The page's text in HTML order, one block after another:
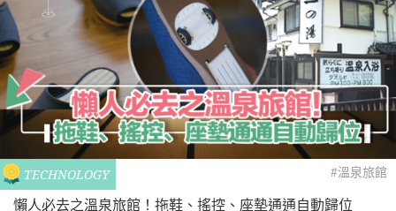
TECHNOLOGY #溫泉旅館
懶人必去之溫泉旅館！拖鞋、搖控、座墊通通自動歸位